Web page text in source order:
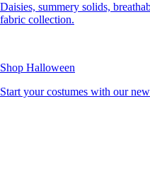
Daisies, summery solids,
fabric collection.
Shop Halloween
Start your costumes with our